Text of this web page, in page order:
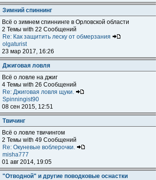
Зимний спиннинг
Всё о зимнем спиннинге в Орловской области
2 Темы with 22 Сообщений
Re: Как защитить леску от обмерзания
olgaturist
23 мар 2017, 16:26
Джиговая ловля
Всё о ловле на джиг
4 Темы with 26 Сообщений
Re: Джиговая ловля щуки.
Spinningist90
08 сен 2015, 12:51
Твичинг
Всё о ловле твичингом
2 Темы with 49 Сообщений
Re: Окуневые воблерочки.
misha777
01 авг 2014, 19:05
"Отводной" и другие поводковые оснастки